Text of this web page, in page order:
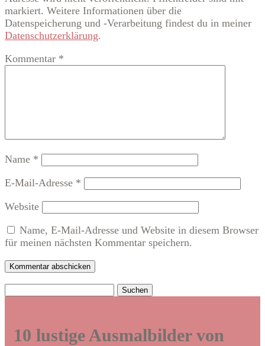
markiert. Weitere Informationen über die
Datenspeicherung und -Verarbeitung findest du in meiner
Datenschutzerklärung.
Kommentar *
Name *
E-Mail-Adresse *
Website
Name, E-Mail-Adresse und Website in diesem Browser
für meinen nächsten Kommentar speichern.
Kommentar abschicken
10 lustige Ausmalbilder von